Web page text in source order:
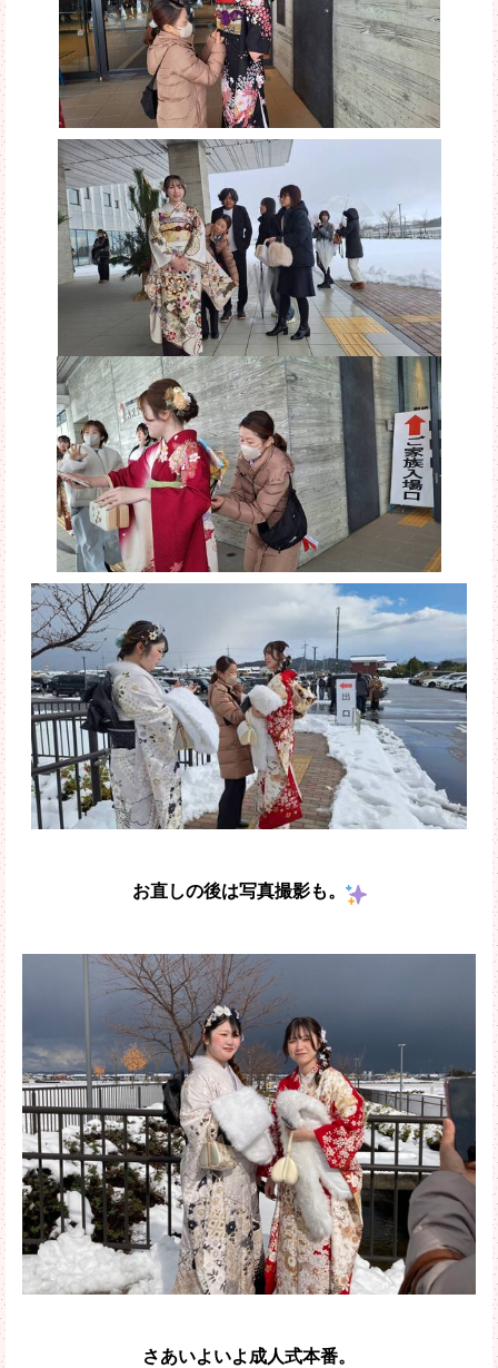
お直しの後は写真撮影も。
さあいよいよ成人式本番。